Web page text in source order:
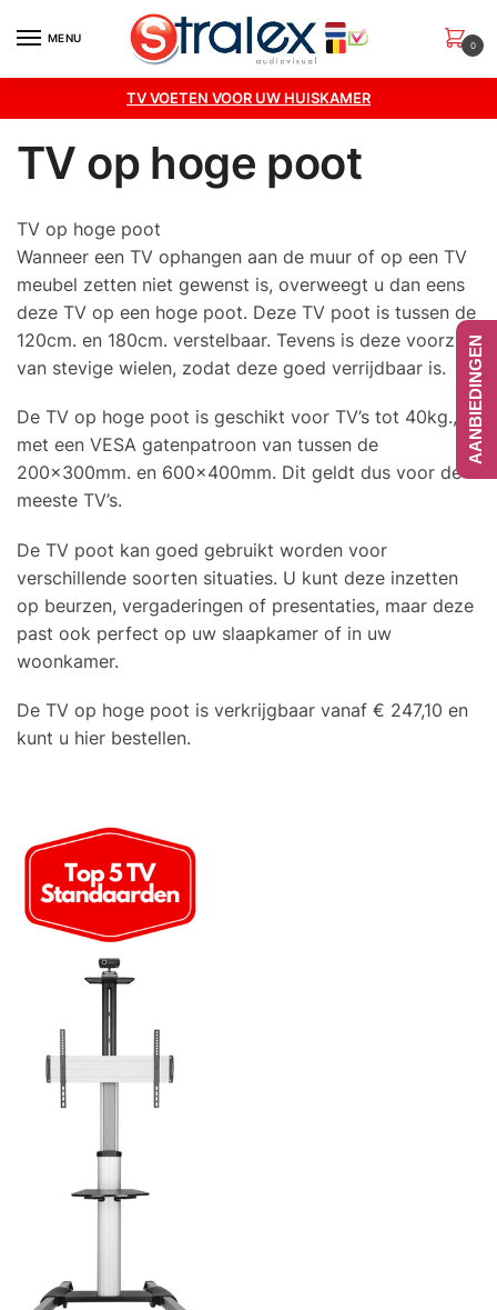
MENU
0
TV VOETEN VOOR UW HUISKAMER
TV op hoge poot
TV op hoge poot
Wanneer een TV ophangen aan de muur of op een TV
meubel zetten niet gewenst is, overweegt u dan eens
deze TV op een hoge poot. Deze TV poot is tussen de
120cm. en 180cm. verstelbaar. Tevens is deze voorzien
van stevige wielen, zodat deze goed verrijdbaar is.
De TV op hoge poot is geschikt voor TV’s tot 40kg.,
met een VESA gatenpatroon van tussen de
200x300mm. en 600x400mm. Dit geldt dus voor de
meeste TV’s.
De TV poot kan goed gebruikt worden voor
verschillende soorten situaties. U kunt deze inzetten
op beurzen, vergaderingen of presentaties, maar deze
past ook perfect op uw slaapkamer of in uw
woonkamer.
De TV op hoge poot is verkrijgbaar vanaf € 247,10 en
kunt u hier bestellen.
AANBIEDINGEN